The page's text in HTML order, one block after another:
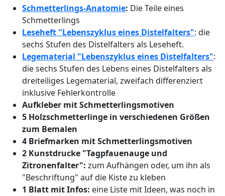
Schmetterlings-Anatomie: Die Teile eines
Schmetterlings
Leseheft "Lebenszyklus eines Distelfalters": die
sechs Stufen des Distelfalters als Leseheft.
Legematerial "Lebenszyklus eines Distelfalters":
die sechs Stufen des Lebens eines Distelfalters als
dreiteiliges Legematerial, zweifach differenziert
inklusive Fehlerkontrolle
Aufkleber mit Schmetterlingsmotiven
5 Holzschmetterlinge in verschiedenen Größen
zum Bemalen
4 Briefmarken mit Schmetterlingsmotiven
2 Kunstdrucke "Tagpfauenauge und
Zitronenfalter": zum Aufhängen oder, um ihn als
"Beschriftung" auf die Kiste zu kleben
1 Blatt mit Infos: eine Liste mit Ideen, was noch in